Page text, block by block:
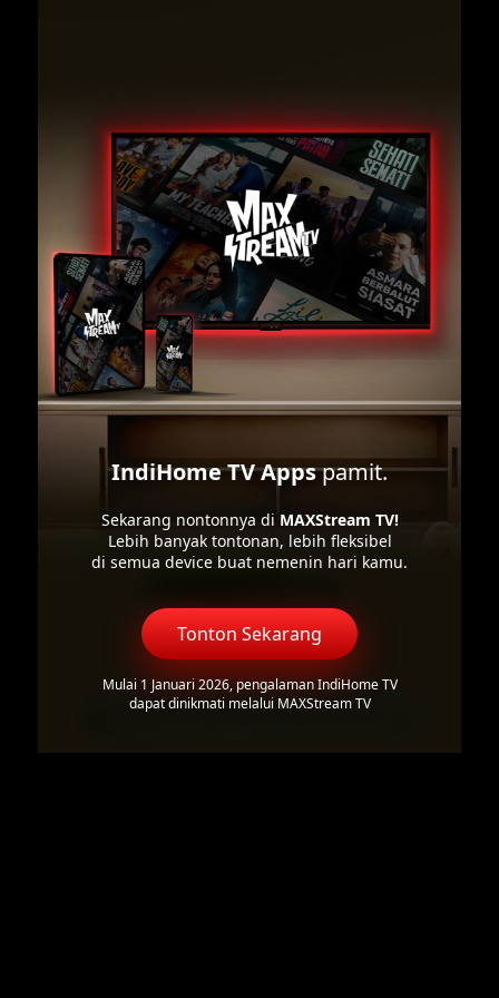
IndiHome TV Appspamit.
Sekarang nontonnya di MAXStream TV!
Lebih banyak tontonan, lebih fleksibel
di semua device buat nemenin hari kamu.
Tonton Sekarang
Mulai 1 Januari 2026, pengalaman IndiHome TV
dapat dinikmati melalui MAXStream TV